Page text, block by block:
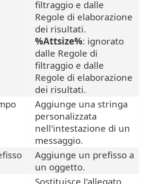
filtraggio e dalle
Regole di elaborazione
dei risultati.
%Attsize%: ignorato
dalle Regole di
filtraggio e dalle
Regole di elaborazione
dei risultati.
Aggiunge una stringa
personalizzata
nell'intestazione di un
messaggio.
Aggiunge un prefisso a
un oggetto.
Sostituisce l'allegato